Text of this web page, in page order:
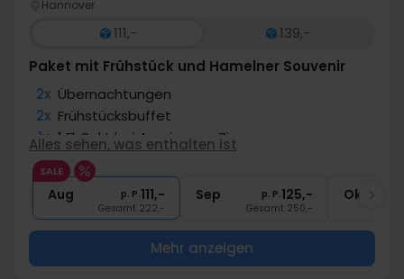
Hannover
111,-
139,-
Paket mit Frühstück und Hamelner Souvenir
2x Übernachtungen
2x Frühstücksbuffet
1x 1 Fl. Sekt bei Anreise pro Zimmer
1x Abschiedsgeschenk
2x Gratis Internet
Alles sehen, was enthalten ist
SALE
Aug p. P.111,-
Gesamt 222,-
Sep p. P.125,-
Gesamt 250,-
Okt
Mehr anzeigen